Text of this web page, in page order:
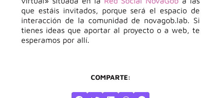
que estáis invitados, porque será el espacio de
interacción de la comunidad de novagob.lab. Si
tienes ideas que aportar al proyecto o a web, te
esperamos por allí.
COMPARTE: